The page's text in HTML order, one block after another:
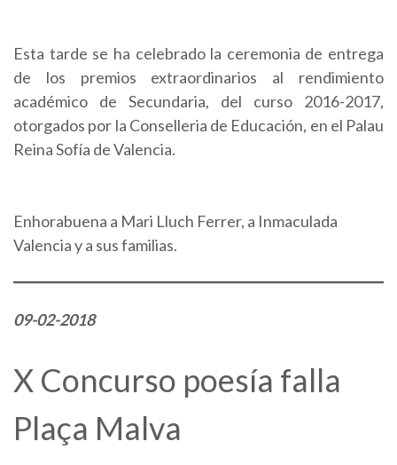
Esta tarde se ha celebrado la ceremonia de entrega
de los premios extraordinarios al rendimiento
académico de Secundaria, del curso 2016-2017,
otorgados por la Conselleria de Educación, en el Palau
Reina Sofía de Valencia.
Enhorabuena a Mari Lluch Ferrer, a Inmaculada
Valencia y a sus familias.
09-02-2018
X Concurso poesía falla
Plaça Malva